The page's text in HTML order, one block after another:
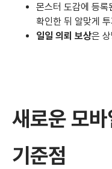
몬스터 도감에 등록
확인한 뒤 알맞게
일일 의뢰 보상은
새로운 모
기준점